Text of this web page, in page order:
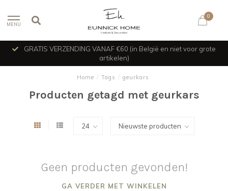
MENU
0
GRATIS VERZENDING VANAF €60 (in België en niet voor grote
artikelen)
Home / Tags / geurkars
Producten getagd met geurkars
Geen producten gevonden!
GA VERDER MET WINKELEN